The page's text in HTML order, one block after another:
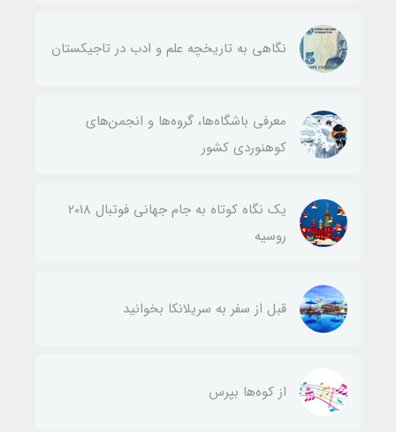
نگاهی به تاریخچه علم و ادب در تاجیکستان
معرفی باشگاه‌ها، گروه‌ها و انجمن‌های
کوهنوردی کشور
یک نگاه کوتاه به جام جهانی فوتبال 2018
روسیه
قبل از سفر به سریلانکا بخوانید
از کوه‌ها بپرس